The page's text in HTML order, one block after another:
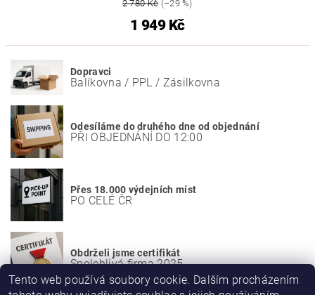
2 780 Kč(–29 %)
1 949 Kč
Dopravci
Balíkovna / PPL / Zásilkovna
Odesíláme do druhého dne od objednání
PŘI OBJEDNÁNÍ DO 12:00
Přes 18.000 výdejních míst
PO CELÉ ČR
Obdrželi jsme certifikát
Spolehlivá firma 2025
Tento web používá soubory cookie. Dalším procházením